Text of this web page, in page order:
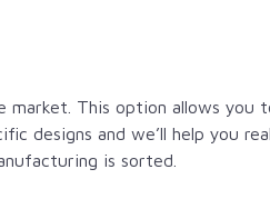
This option allows you
designs and we’ll help you
is sorted.